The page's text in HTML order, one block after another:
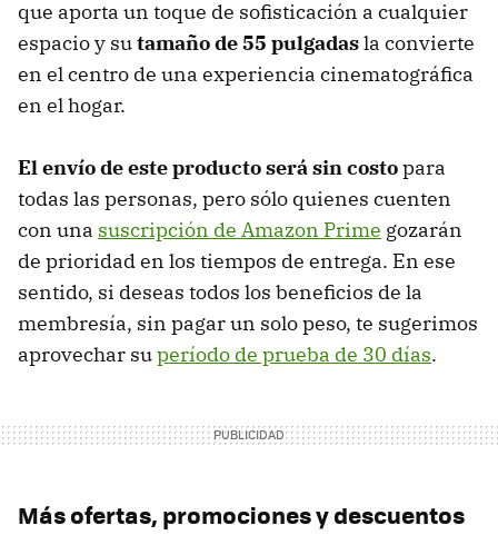
que aporta un toque de sofisticación a cualquier
espacio y sutamaño de 55 pulgadasla convierte
en el centro de una experiencia cinematográfica
en el hogar.
El envío de este producto será sin costopara
todas las personas, pero sólo quienes cuenten
con una suscripción de Amazon Prime gozarán
de prioridad en los tiempos de entrega. En ese
sentido, si deseas todos los beneficios de la
membresía, sin pagar un solo peso, te sugerimos
aprovechar superíodo de prueba de 30 días.
Más ofertas, promociones y descuentos